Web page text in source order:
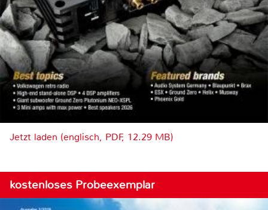
Jetzt laden (englisch, PDF, 12.29 MB)
kostenloses Probeexemplar